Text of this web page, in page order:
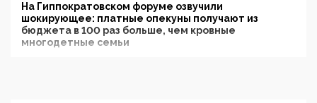
На Гиппократовском форуме озвучили
шокирующее: платные опекуны получают из
бюджета в 100 раз больше, чем кровные
многодетные семьи